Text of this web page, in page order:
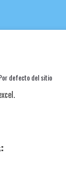
defecto del sitio